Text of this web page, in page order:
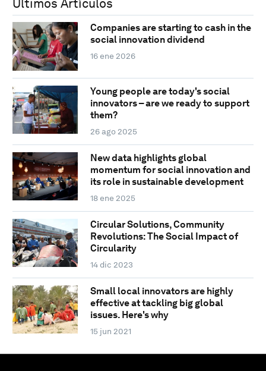
Últimos Artículos
Companies are starting to cash in the
social innovation dividend
16 ene 2026
Young people are today's social
innovators – are we ready to support
them?
26 ago 2025
New data highlights global
momentum for social innovation and
its role in sustainable development
18 ene 2025
Circular Solutions, Community
Revolutions: The Social Impact of
Circularity
14 dic 2023
Small local innovators are highly
effective at tackling big global
issues. Here's why
15 jun 2021